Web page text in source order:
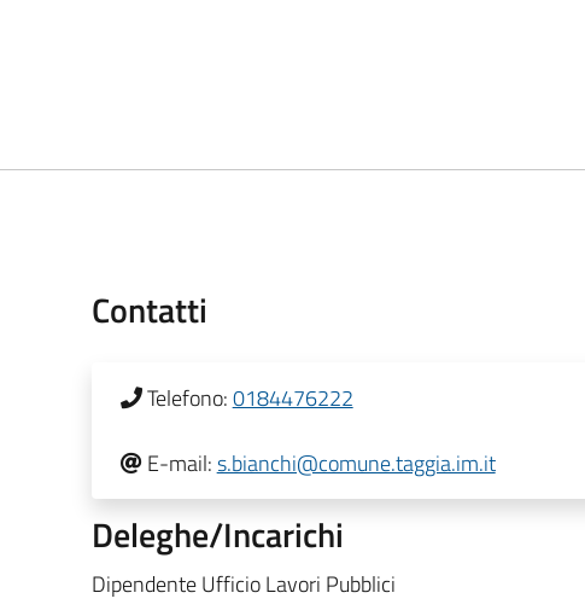
Contatti
Telefono:0184476222
E-mail:s.bianchi@comune.taggia.im.it
Deleghe/Incarichi
Dipendente Ufficio Lavori Pubblici